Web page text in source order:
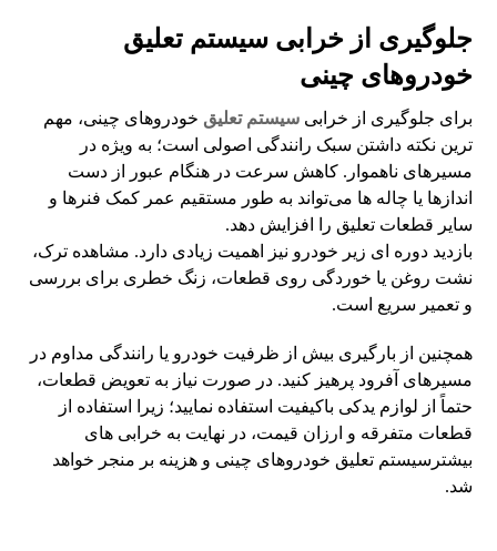
جلوگیری از خرابی سیستم تعلیق
خودروهای چینی
برای جلوگیری از خرابیسیستم تعلیق خودروهای چینی، مهم
ترین نکته داشتن سبک رانندگی اصولی است؛ به ویژه در
مسیرهای ناهموار. کاهش سرعت در هنگام عبور از دست
اندازها یا چاله ها می‌تواند به طور مستقیم عمر کمک فنرها و
سایر قطعات تعلیق را افزایش دهد.
بازدید دوره ای زیر خودرو نیز اهمیت زیادی دارد. مشاهده ترک،
نشت روغن یا خوردگی روی قطعات، زنگ خطری برای بررسی
و تعمیر سریع است.
همچنین از بارگیری بیش از ظرفیت خودرو یا رانندگی مداوم در
مسیرهای آفرود پرهیز کنید. در صورت نیاز به تعویض قطعات،
حتماً از لوازم یدکی باکیفیت استفاده نمایید؛ زیرا استفاده از
قطعات متفرقه و ارزان قیمت، در نهایت به خرابی های
بیشترسیستم تعلیق خودروهای چینی و هزینه بر منجر خواهد
شد.